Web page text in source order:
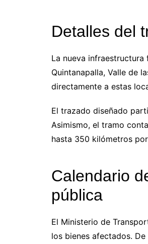
Detalles del
La nueva
Quintanapalla, Valle de
directamente a estas
El trazado diseñado
Asimismo, el tramo
hasta 350 kilómetros
Calendario
pública
El Ministerio de
los bienes afectados.